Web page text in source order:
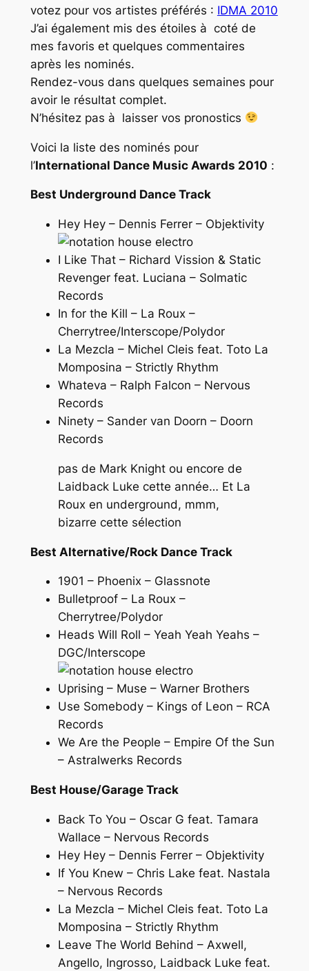
votez pour vos artistes préférés : IDMA 2010
J’ai également mis des étoiles à coté de
mes favoris et quelques commentaires
après les nominés.
Rendez-vous dans quelques semaines pour
avoir le résultat complet.
N’hésitez pas à laisser vos pronostics
Voici la liste des nominés pour
l’International Dance Music Awards 2010 :
Best Underground Dance Track
Hey Hey – Dennis Ferrer – Objektivity
I Like That – Richard Vission & Static
Revenger feat. Luciana – Solmatic
Records
In for the Kill – La Roux –
Cherrytree/Interscope/Polydor
La Mezcla – Michel Cleis feat. Toto La
Momposina – Strictly Rhythm
Whateva – Ralph Falcon – Nervous
Records
Ninety – Sander van Doorn – Doorn
Records
pas de Mark Knight ou encore de
Laidback Luke cette année… Et La
Roux en underground, mmm,
bizarre cette sélection
Best Alternative/Rock Dance Track
1901 – Phoenix – Glassnote
Bulletproof – La Roux –
Cherrytree/Polydor
Heads Will Roll – Yeah Yeah Yeahs –
DGC/Interscope
Uprising – Muse – Warner Brothers
Use Somebody – Kings of Leon – RCA
Records
We Are the People – Empire Of the Sun
– Astralwerks Records
Best House/Garage Track
Back To You – Oscar G feat. Tamara
Wallace – Nervous Records
Hey Hey – Dennis Ferrer – Objektivity
If You Knew – Chris Lake feat. Nastala
– Nervous Records
La Mezcla – Michel Cleis feat. Toto La
Momposina – Strictly Rhythm
Leave The World Behind – Axwell,
Angello, Ingrosso, Laidback Luke feat.